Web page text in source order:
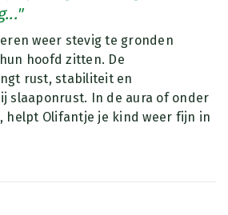
weer stevig te gronden
hoofd zitten. De
rust, stabiliteit en
slaaponrust. In de aura of onder
helpt Olifantje je kind weer fijn in